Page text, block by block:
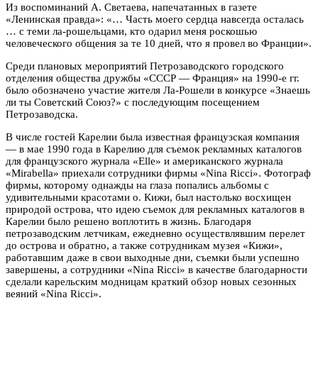
Из воспоминаний А. Светаева, напечатанных в газете
«Ленинская правда»: «… Часть моего сердца навсегда осталась
… с теми ла-рошельцами, кто одарил меня роскошью
человеческого общения за те 10 дней, что я провел во Франции».
Среди плановых мероприятий Петрозаводского городского
отделения общества дружбы «СССР — Франция» на 1990-е гг.
было обозначено участие жителя Ла-Рошели в конкурсе «Знаешь
ли ты Советский Союз?» с последующим посещением
Петрозаводска.
В числе гостей Карелии была известная французская компания
— в мае 1990 года в Карелию для съемок рекламных каталогов
для французского журнала «Elle» и американского журнала
«Mirabella» приехали сотрудники фирмы «Nina Ricci». Фотограф
фирмы, которому однажды на глаза попались альбомы с
удивительными красотами о. Кижи, был настолько восхищен
природой острова, что идею съемок для рекламных каталогов в
Карелии было решено воплотить в жизнь. Благодаря
петрозаводским летчикам, ежедневно осуществлявшим перелет
до острова и обратно, а также сотрудникам музея «Кижи»,
работавшим даже в свои выходные дни, съемки были успешно
завершены, а сотрудники «Nina Ricci» в качестве благодарности
сделали карельским модницам краткий обзор новых сезонных
веяний «Nina Ricci».